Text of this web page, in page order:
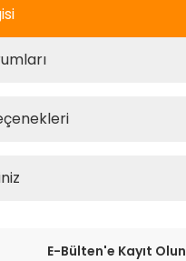
E-Bülten'e Kayıt Olun